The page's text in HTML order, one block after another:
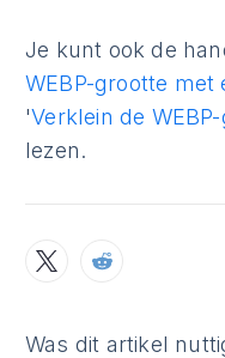
Je kunt ook de
WEBP-grootte met
'Verklein de
lezen.
Was dit artikel